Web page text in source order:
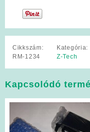
Cikkszám:
RM-1234
Kategória:
Z-Tech
Kapcsolódó